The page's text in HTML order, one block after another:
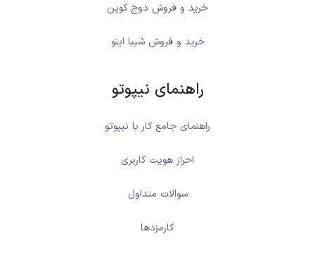
خرید و فروش دوج کوین
خرید و فروش شیبا اینو
راهنمای نیپوتو
راهنمای جامع کار با نیپوتو
احراز هویت کاربری
سوالات متداول
کارمزدها